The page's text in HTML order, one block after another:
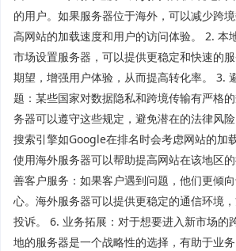
的用户。如果服务器位于海外，可以减少跨
高网站的加载速度和用户的访问体验。 2. 本
市场设置服务器，可以提供更稳定和快速的
期望，增强用户体验，从而提高转化率。 3.
题：某些国家对数据隐私和跨境传输有严格
务器可以遵守这些规定，避免潜在的法律风
搜索引擎如Google在排名时会考虑网站的加
使用海外服务器可以帮助提高网站在该地区
善客户服务：如果客户遇到问题，他们更倾
心。海外服务器可以提供更稳定的通信环境
投诉。 6. 业务拓展：对于想要进入新市场的
地的服务器是一个战略性的选择，有助于业